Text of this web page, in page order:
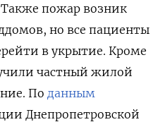
пожар возник
но все пациенты
в укрытие. Кроме
частный жилой
По данным
Днепропетровской